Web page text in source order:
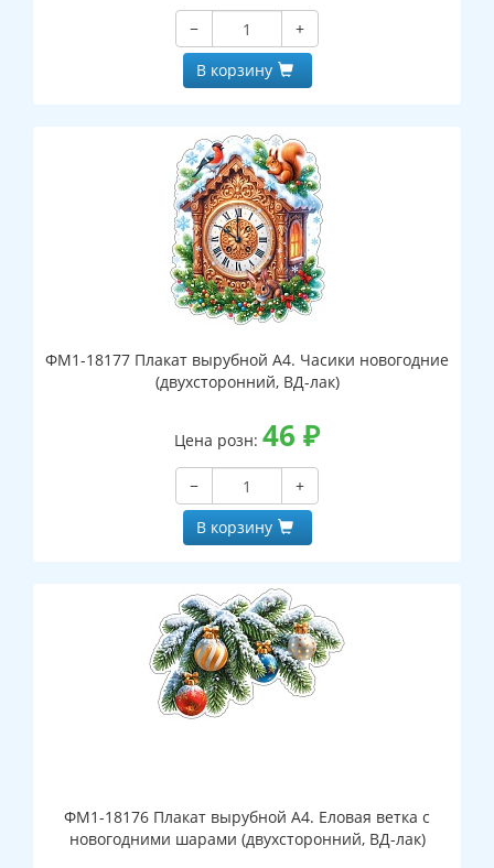
−
+
В корзину
ФМ1-18177 Плакат вырубной А4. Часики новогодние
(двухсторонний, ВД-лак)
Цена розн: 46 ₽
−
+
В корзину
ФМ1-18176 Плакат вырубной А4. Еловая ветка с
новогодними шарами (двухсторонний, ВД-лак)